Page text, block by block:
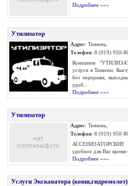
Подробнее »»»
Утилизатор
Адрес: Тюмень,
Телефон: 8 (919) 950-
Компания
услуги в Тюмени.
без перерыва,
удоб...
Подробнее »»»
Утилизатор
Адрес: Тюмень,
Телефон: 8 (919) 950-
удобное для Вас время
Подробнее »»»
Услуги Экскаватора (ковш,гидромолот)